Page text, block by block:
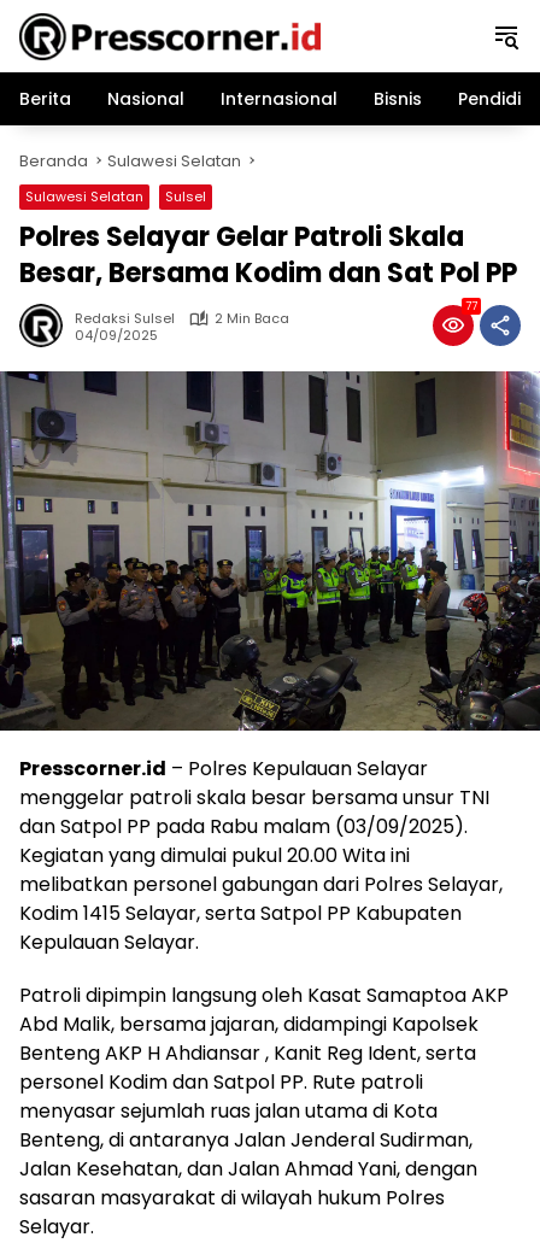
Langsung
konten
Berita
Nasional Internasional Bisnis
Beranda Sulawesi Selatan
Sulawesi Selatan Sulsel
Polres Selayar Gelar Patroli Skala
Besar, Bersama Kodim dan Sat Pol PP
Redaksi Sulsel
2 Min Baca
04/09/2025
77
Presscorner.id – Polres Kepulauan Selayar
menggelar patroli skala besar bersama unsur TNI
dan Satpol PP pada Rabu malam (03/09/2025).
Kegiatan yang dimulai pukul 20.00 Wita ini
melibatkan personel gabungan dari Polres Selayar,
Kodim 1415 Selayar, serta Satpol PP Kabupaten
Kepulauan Selayar.
Patroli dipimpin langsung oleh Kasat Samaptoa AKP
Abd Malik, bersama jajaran, didampingi Kapolsek
Benteng AKP H Ahdiansar , Kanit Reg Ident, serta
personel Kodim dan Satpol PP. Rute patroli
menyasar sejumlah ruas jalan utama di Kota
Benteng, di antaranya Jalan Jenderal Sudirman,
Jalan Kesehatan, dan Jalan Ahmad Yani, dengan
sasaran masyarakat di wilayah hukum Polres
Selayar.